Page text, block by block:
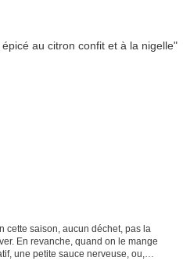
cette saison, aucun déchet, pas la
En revanche, quand on le mange
une petite sauce nerveuse, ou,